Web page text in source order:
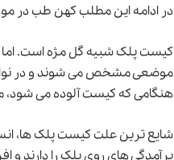
در ادامه این مطلب کهن طب در
کیست پلکشبیه گل مژه است.
موضعی مشخص می شوند و در
هنگامی که کیست آلوده می شود،
شایع ترین علت کیست پلک ها،
برآمدگی های روی پلک را دارند و